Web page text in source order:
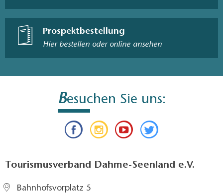
Prospektbestellung
Hier bestellen oder online ansehen
Besuchen Sie uns:
Tourismusverband Dahme-Seenland e.V.
Bahnhofsvorplatz 5​